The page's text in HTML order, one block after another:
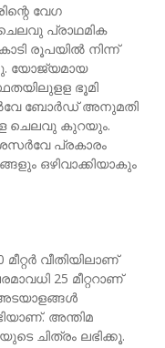
വേഗ
പ്രാഥമിക
രൂപയിൽ നിന്ന്
യോജ്യമായ
ഭൂമി
ബോർഡ് അനുമതി
ചെലവു കുറയും.
പ്രകാരം
ഒഴിവാക്കിയാകും
വീതിയിലാണ്
25 മീറ്ററാണ്
അന്തിമ
ചിത്രം ലഭിക്കൂ.